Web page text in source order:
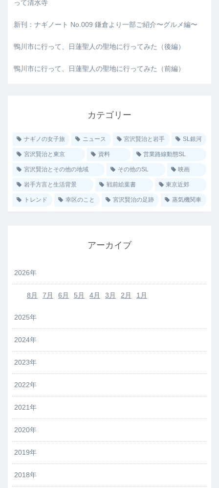
って清水寺
新刊：ナギノート No.009 鎌倉より一部ご紹介〜グルメ編〜
鴨川市に行って、日蓮聖人の聖地に行ってみた（後編）
鴨川市に行って、日蓮聖人の聖地に行ってみた（前編）
カテゴリー
ナギノの女子旅 ニュース 宮沢賢治と岩手 SL銀河
宮沢賢治と東京 資料 営業路線動態SL
宮沢賢治とその他の地域 その他のSL 映画
岩手方言と生活背景 戦前絵葉書 東京近郊
トレンド 幸区のこと 宮沢賢治の足跡 蒸気機関車
アーカイブ
2026年
8月 7月 6月 5月 4月 3月 2月 1月
2025年
2024年
2023年
2022年
2021年
2020年
2019年
2018年